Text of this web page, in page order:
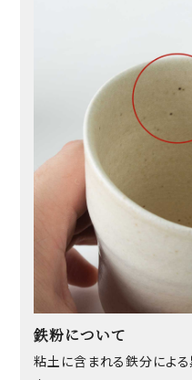
鉄粉について
粘土に含まれる鉄分によ